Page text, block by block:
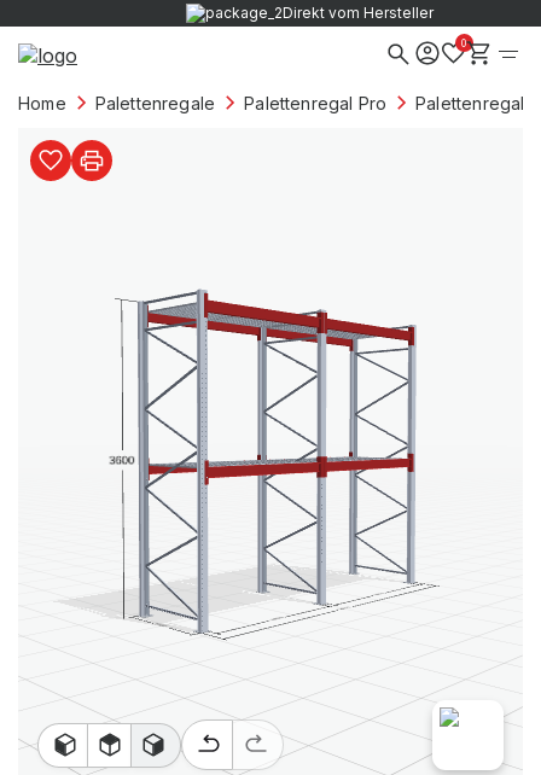
Verkauf nur an Firmenkunden
0
Home Palettenregale Palettenregal Pro Palettenregale